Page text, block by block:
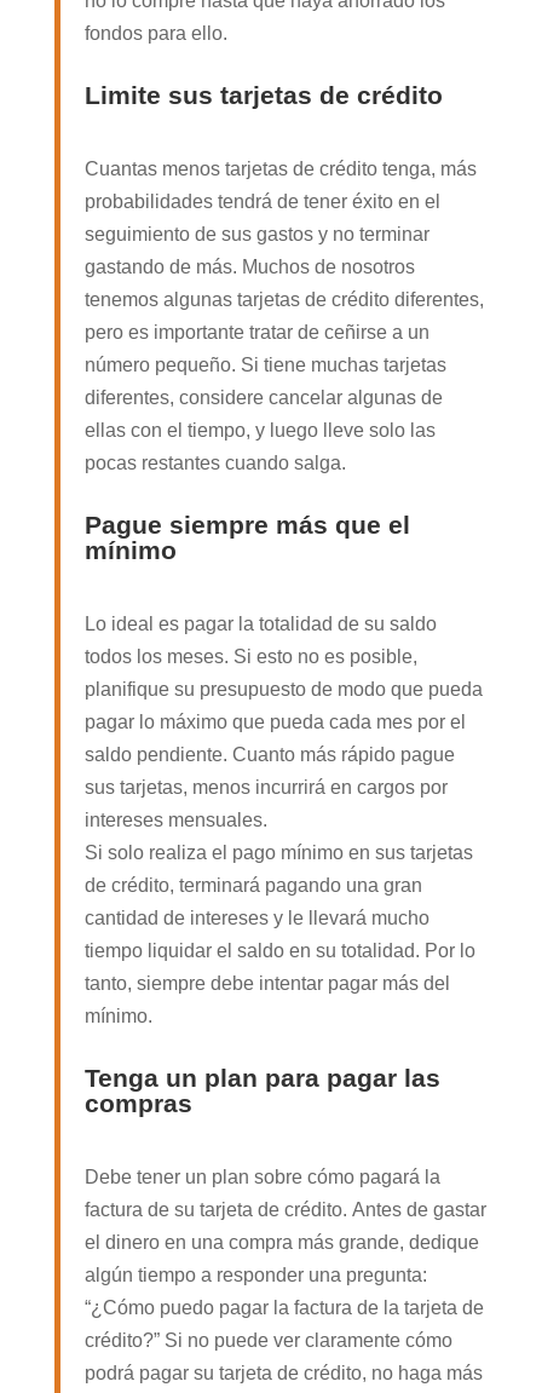
fondos para ello.
Limite sus tarjetas de crédito
Cuantas menos tarjetas de crédito tenga, más
probabilidades tendrá de tener éxito en el
seguimiento de sus gastos y no terminar
gastando de más. Muchos de nosotros
tenemos algunas tarjetas de crédito diferentes,
pero es importante tratar de ceñirse a un
número pequeño. Si tiene muchas tarjetas
diferentes, considere cancelar algunas de
ellas con el tiempo, y luego lleve solo las
pocas restantes cuando salga.
Pague siempre más que el
mínimo
Lo ideal es pagar la totalidad de su saldo
todos los meses. Si esto no es posible,
planifique su presupuesto de modo que pueda
pagar lo máximo que pueda cada mes por el
saldo pendiente. Cuanto más rápido pague
sus tarjetas, menos incurrirá en cargos por
intereses mensuales.
Si solo realiza el pago mínimo en sus tarjetas
de crédito, terminará pagando una gran
cantidad de intereses y le llevará mucho
tiempo liquidar el saldo en su totalidad. Por lo
tanto, siempre debe intentar pagar más del
mínimo.
Tenga un plan para pagar las
compras
Debe tener un plan sobre cómo pagará la
factura de su tarjeta de crédito. Antes de gastar
el dinero en una compra más grande, dedique
algún tiempo a responder una pregunta:
“¿Cómo puedo pagar la factura de la tarjeta de
crédito?” Si no puede ver claramente cómo
podrá pagar su tarjeta de crédito, no haga más